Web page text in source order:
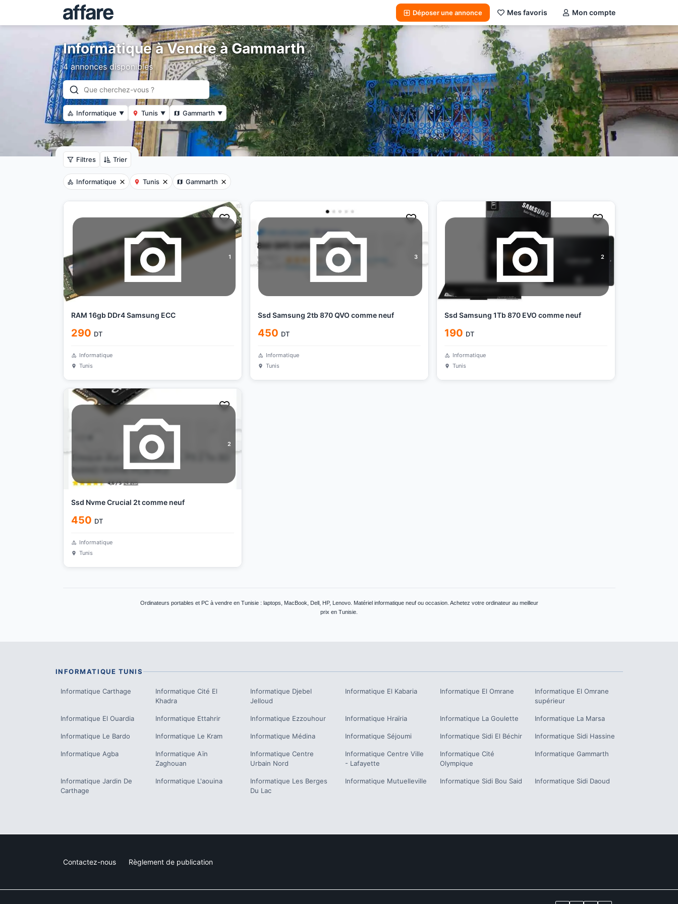
Déposer une annonce Mes favoris Mon compte
Informatique à Vendre à Gammarth
4 annonces disponibles
Informatique ▼ Tunis ▼ Gammarth ▼
Filtres Trier
Informatique Tunis Gammarth
1
RAM 16gb DDr4 Samsung ECC
290 DT
Informatique
Tunis
3
Ssd Samsung 2tb 870 QVO comme neuf
450 DT
Informatique
Tunis
2
Ssd Samsung 1Tb 870 EVO comme neuf
190 DT
Informatique
Tunis
2
Ssd Nvme Crucial 2t comme neuf
450 DT
Informatique
Tunis
Ordinateurs portables et PC à vendre en Tunisie : laptops, MacBook, Dell, HP, Lenovo. Matériel informatique neuf ou occasion. Achetez votre ordinateur au meilleur
prix en Tunisie.
INFORMATIQUE TUNIS
Informatique Carthage Informatique Cité El
Khadra
Informatique Djebel
Jelloud
Informatique El Kabaria Informatique El Omrane Informatique El Omrane
supérieur
Informatique El Ouardia Informatique Ettahrir Informatique Ezzouhour Informatique Hraïria Informatique La Goulette Informatique La Marsa
Informatique Le Bardo Informatique Le Kram Informatique Médina Informatique Séjoumi Informatique Sidi El Béchir Informatique Sidi Hassine
Informatique Agba Informatique Aïn
Zaghouan
Informatique Centre
Urbain Nord
Informatique Centre Ville
- Lafayette
Informatique Cité
Olympique
Informatique Gammarth
Informatique Jardin De
Carthage
Informatique L'aouina Informatique Les Berges
Du Lac
Informatique Mutuelleville Informatique Sidi Bou Said Informatique Sidi Daoud
Contactez-nous Règlement de publication